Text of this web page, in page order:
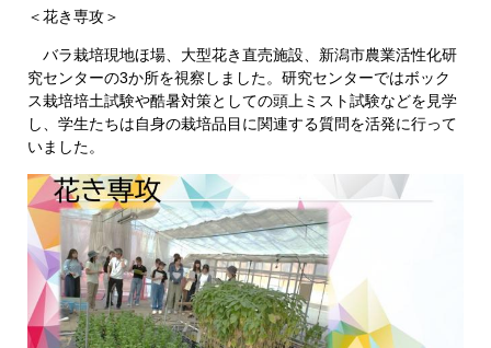
＜花き専攻＞
バラ栽培現地ほ場、大型花き直売施設、新潟市農業活性化研
究センターの3か所を視察しました。研究センターではボック
ス栽培培土試験や酷暑対策としての頭上ミスト試験などを見学
し、学生たちは自身の栽培品目に関連する質問を活発に行って
いました。